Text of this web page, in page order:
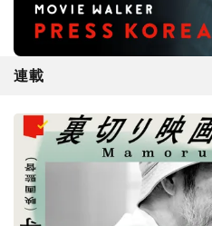
連載